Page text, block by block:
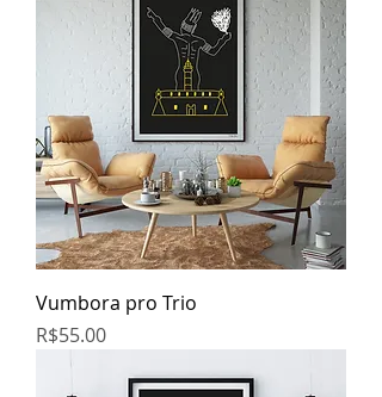
Vumbora pro Trio
Price
R$55.00